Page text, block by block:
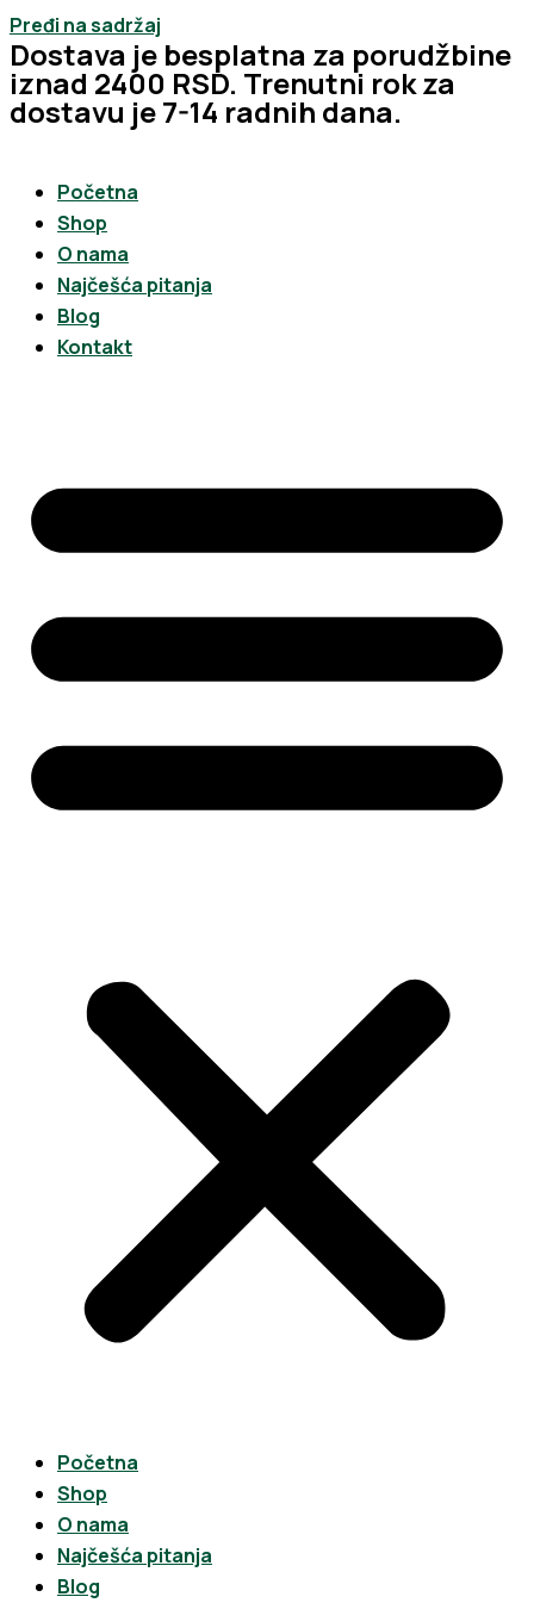
Pređi na sadržaj
Dostava je besplatna za porudžbine
iznad 2400 RSD. Trenutni rok za
dostavu je 7-14 radnih dana.
Početna
Shop
O nama
Najčešća pitanja
Blog
Kontakt
Početna
Shop
O nama
Najčešća pitanja
Blog